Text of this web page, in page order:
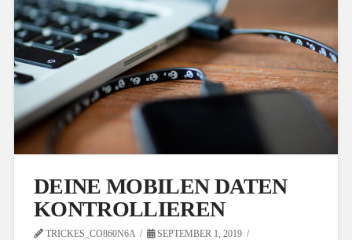
DEINE MOBILEN DATEN
KONTROLLIEREN
TRICKES_CO860N6A
SEPTEMBER 1, 2019